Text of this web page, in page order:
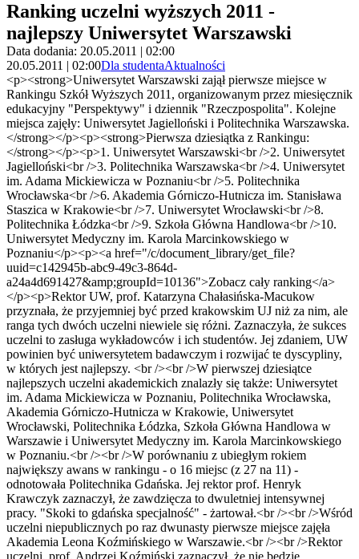
Ranking uczelni wyższych 2011 -
najlepszy Uniwersytet Warszawski
Data dodania: 20.05.2011 | 02:00
20.05.2011 | 02:00Dla studentaAktualności
<p><strong>Uniwersytet Warszawski zajął pierwsze miejsce w
Rankingu Szkół Wyższych 2011, organizowanym przez miesięcznik
edukacyjny "Perspektywy" i dziennik "Rzeczpospolita". Kolejne
miejsca zajęły: Uniwersytet Jagielloński i Politechnika Warszawska.
</strong></p><p><strong>Pierwsza dziesiątka z Rankingu:
</strong></p><p>1. Uniwersytet Warszawski<br />2. Uniwersytet
Jagielloński<br />3. Politechnika Warszawska<br />4. Uniwersytet
im. Adama Mickiewicza w Poznaniu<br />5. Politechnika
Wrocławska<br />6. Akademia Górniczo-Hutnicza im. Stanisława
Staszica w Krakowie<br />7. Uniwersytet Wrocławski<br />8.
Politechnika Łódzka<br />9. Szkoła Główna Handlowa<br />10.
Uniwersytet Medyczny im. Karola Marcinkowskiego w
Poznaniu</p><p><a href="/c/document_library/get_file?
uuid=c142945b-abc9-49c3-864d-
a24a4d691427&amp;groupId=10136">Zobacz cały ranking</a>
</p><p>Rektor UW, prof. Katarzyna Chałasińska-Macukow
przyznała, że przyjemniej być przed krakowskim UJ niż za nim, ale
ranga tych dwóch uczelni niewiele się różni. Zaznaczyła, że sukces
uczelni to zasługa wykładowców i ich studentów. Jej zdaniem, UW
powinien być uniwersytetem badawczym i rozwijać te dyscypliny,
w których jest najlepszy. <br /><br />W pierwszej dziesiątce
najlepszych uczelni akademickich znalazły się także: Uniwersytet
im. Adama Mickiewicza w Poznaniu, Politechnika Wrocławska,
Akademia Górniczo-Hutnicza w Krakowie, Uniwersytet
Wrocławski, Politechnika Łódzka, Szkoła Główna Handlowa w
Warszawie i Uniwersytet Medyczny im. Karola Marcinkowskiego
w Poznaniu.<br /><br />W porównaniu z ubiegłym rokiem
największy awans w rankingu - o 16 miejsc (z 27 na 11) -
odnotowała Politechnika Gdańska. Jej rektor prof. Henryk
Krawczyk zaznaczył, że zawdzięcza to dwuletniej intensywnej
pracy. "Skoki to gdańska specjalność" - żartował.<br /><br />Wśród
uczelni niepublicznych po raz dwunasty pierwsze miejsce zajęła
Akademia Leona Koźmińskiego w Warszawie.<br /><br />Rektor